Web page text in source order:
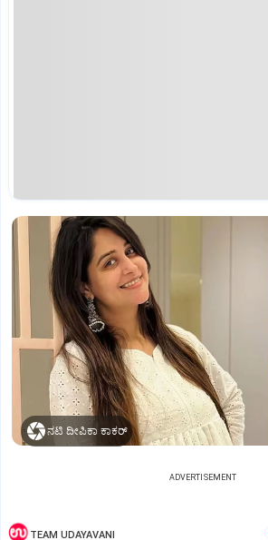
ನಟಿ ದೀಪಿಕಾ ಕಾಕರ್
ADVERTISEMENT
TEAM UDAYAVANI